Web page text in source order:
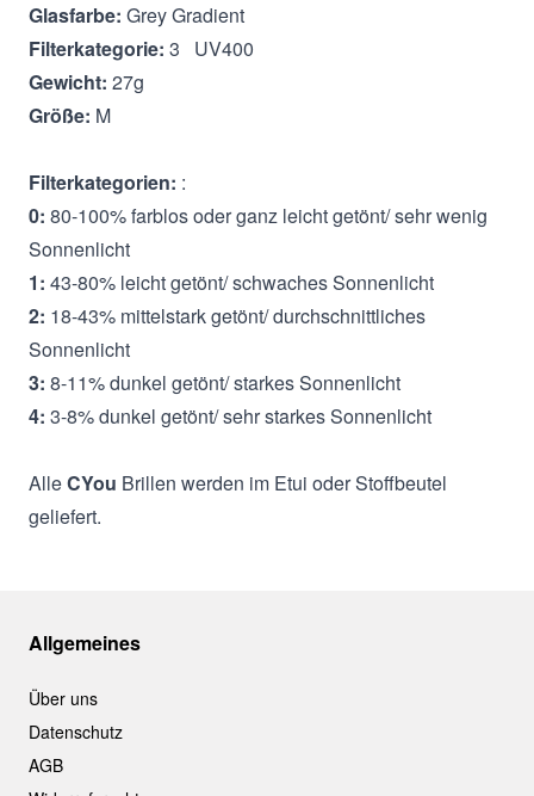
Glasfarbe: Grey Gradient
Filterkategorie: 3 UV400
Gewicht: 27g
Größe: M
Filterkategorien: :
0: 80-100% farblos oder ganz leicht getönt/ sehr wenig
Sonnenlicht
1: 43-80% leicht getönt/ schwaches Sonnenlicht
2: 18-43% mittelstark getönt/ durchschnittliches
Sonnenlicht
3: 8-11% dunkel getönt/ starkes Sonnenlicht
4: 3-8% dunkel getönt/ sehr starkes Sonnenlicht
AlleCYou Brillen werden im Etui oder Stoffbeutel
geliefert.
Allgemeines
Über uns
Datenschutz
AGB